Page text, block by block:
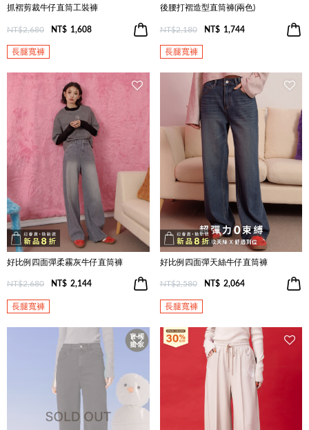
抓褶剪裁牛仔直筒工裝褲
NT$2,680 NT$ 1,608
長腿寬褲
後腰打褶造型直筒褲(兩色)
NT$2,180 NT$ 1,744
長腿寬褲
好比例四面彈柔霧灰牛仔直筒褲
NT$2,680 NT$ 2,144
長腿寬褲
好比例四面彈天絲牛仔直筒褲
NT$2,580 NT$ 2,064
長腿寬褲